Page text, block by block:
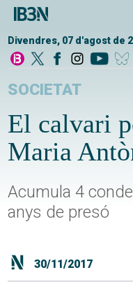
Divendres, 07 d'agost de
SOCIETAT
El calvari
Maria
Acumula 4
anys de presó
30/11/2017